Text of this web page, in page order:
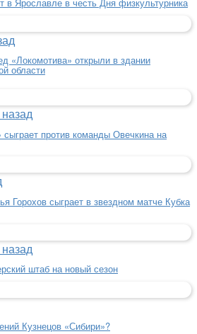
«Локомотива» открыли в здании
области
сыграет против команды Овечкина на
Горохов сыграет в звездном матче Кубка
штаб на новый сезон
Кузнецов «Сибири»?